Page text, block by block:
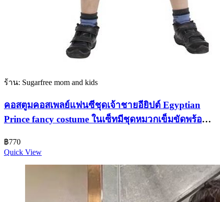
ร้าน: Sugarfree mom and kids
คอสตูมคอสเพลย์แฟนซีชุดเจ้าชายอียิปต์ Egyptian
Prince fancy costume ในเซ็ทมีชุดหมวกเข็มขัดพร้อม
฿770
Quick View